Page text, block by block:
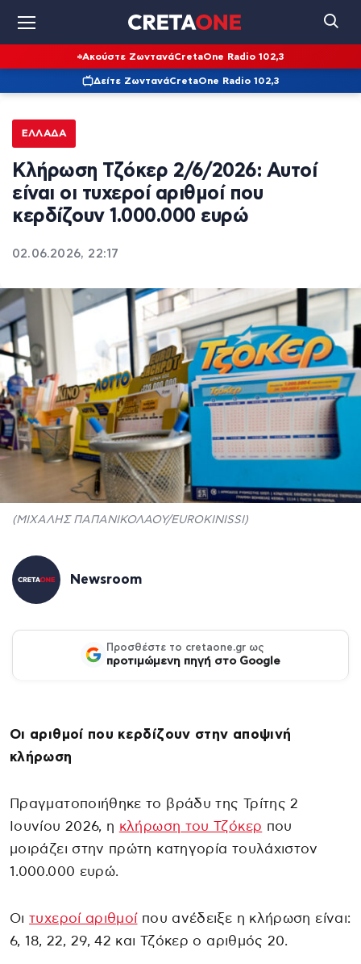
Ακούστε ΖωντανάCretaOne Radio 102,3
Δείτε ΖωντανάCretaOne Radio 102,3
ΕΛΛΆΔΑ
Κλήρωση Τζόκερ 2/6/2026: Αυτοί
είναι οι τυχεροί αριθμοί που
κερδίζουν 1.000.000 ευρώ
02.06.2026, 22:17
(ΜΙΧΑΛΗΣ ΠΑΠΑΝΙΚΟΛΑΟΥ/EUROKINISSI)
Newsroom
Προσθέστε το cretaone.gr ως
προτιμώμενη πηγή στο Google
Οι αριθμοί που κερδίζουν στην αποψινή
κλήρωση
Πραγματοποιήθηκε το βράδυ της Τρίτης 2
Ιουνίου 2026, η κλήρωση του Τζόκερ που
μοιράζει στην πρώτη κατηγορία τουλάχιστον
1.000.000 ευρώ.
Οιτυχεροί αριθμοίπου ανέδειξε η κλήρωση είναι:
6, 18, 22, 29, 42 και Τζόκερ ο αριθμός 20.